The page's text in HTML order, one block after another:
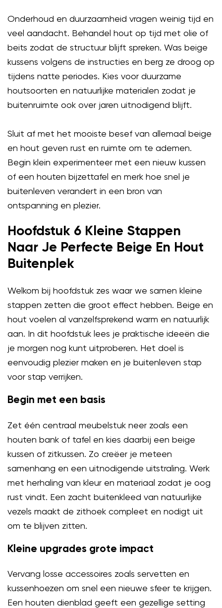
Onderhoud en duurzaamheid vragen weinig tijd en
veel aandacht. Behandel hout op tijd met olie of
beits zodat de structuur blijft spreken. Was beige
kussens volgens de instructies en berg ze droog op
tijdens natte periodes. Kies voor duurzame
houtsoorten en natuurlijke materialen zodat je
buitenruimte ook over jaren uitnodigend blijft.
Sluit af met het mooiste besef van allemaal beige
en hout geven rust en ruimte om te ademen.
Begin klein experimenteer met een nieuw kussen
of een houten bijzettafel en merk hoe snel je
buitenleven verandert in een bron van
ontspanning en plezier.
Hoofdstuk 6 Kleine Stappen
Naar Je Perfecte Beige En Hout
Buitenplek
Welkom bij hoofdstuk zes waar we samen kleine
stappen zetten die groot effect hebben. Beige en
hout voelen al vanzelfsprekend warm en natuurlijk
aan. In dit hoofdstuk lees je praktische ideeën die
je morgen nog kunt uitproberen. Het doel is
eenvoudig plezier maken en je buitenleven stap
voor stap verrijken.
Begin met een basis
Zet één centraal meubelstuk neer zoals een
houten bank of tafel en kies daarbij een beige
kussen of zitkussen. Zo creëer je meteen
samenhang en een uitnodigende uitstraling. Werk
met herhaling van kleur en materiaal zodat je oog
rust vindt. Een zacht buitenkleed van natuurlijke
vezels maakt de zithoek compleet en nodigt uit
om te blijven zitten.
Kleine upgrades grote impact
Vervang losse accessoires zoals servetten en
kussenhoezen om snel een nieuwe sfeer te krijgen.
Een houten dienblad geeft een gezellige setting